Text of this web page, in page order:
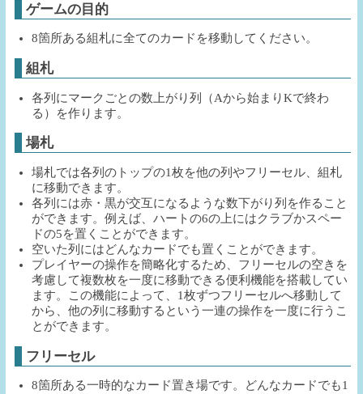
ゲームの目的
8箇所ある組札に全てのカードを移動してください。
組札
各列にマークごとの数上がり列（Aから始まりKで終わ
る）を作ります。
場札
場札では各列のトップの1枚を他の列やフリーセル、組札
に移動できます。
各列には赤・黒が交互になるような数下がり列を作ること
ができます。例えば、ハートの6の上にはクラブかスペー
ドの5を置くことができます。
空いた列にはどんなカードでも置くことができます。
プレイヤーの操作を簡略化するため、フリーセルの空きを
考慮して複数枚を一度に移動できる便利機能を搭載してい
ます。この機能によって、1枚ずつフリーセルへ移動して
から、他の列に移動するという一連の操作を一度に行うこ
とができます。
フリーセル
8箇所ある一時的なカード置き場です。どんなカードでも1